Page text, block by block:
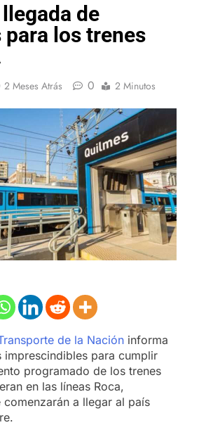
de
los trenes
2 Meses Atrás 0 2 Minutos
de la Nación informa
imprescindibles para cumplir
programado de los trenes
en las líneas Roca,
comenzarán a llegar al país